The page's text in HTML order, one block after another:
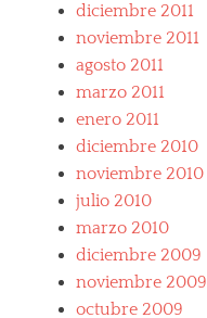
diciembre 2011
noviembre 2011
agosto 2011
marzo 2011
enero 2011
diciembre 2010
noviembre 2010
julio 2010
marzo 2010
diciembre 2009
noviembre 2009
octubre 2009